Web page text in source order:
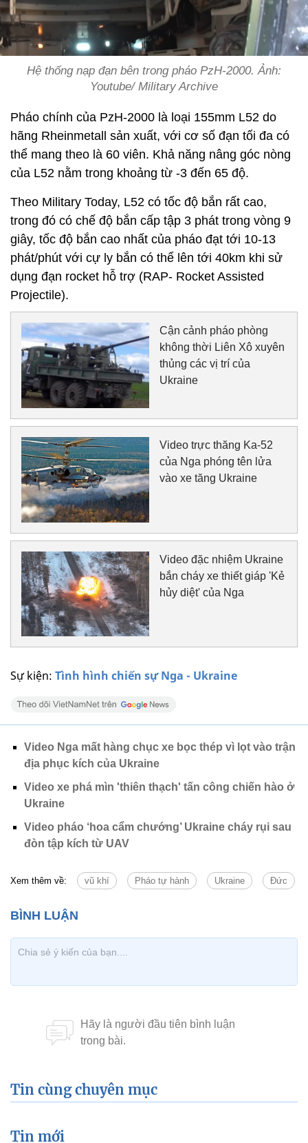
Sự kiện: Tình hình chiến sự Nga - Ukraine
Hệ thống nạp đạn bên trong pháo PzH-2000. Ảnh:
Youtube/ Military Archive
Pháo chính của PzH-2000 là loại 155mm L52 do
hãng Rheinmetall sản xuất, với cơ số đạn tối đa có
thể mang theo là 60 viên. Khả năng nâng góc nòng
của L52 nằm trong khoảng từ -3 đến 65 độ.
Theo Military Today, L52 có tốc độ bắn rất cao,
trong đó có chế độ bắn cấp tập 3 phát trong vòng 9
giây, tốc độ bắn cao nhất của pháo đạt tới 10-13
phát/phút với cự ly bắn có thể lên tới 40km khi sử
dụng đạn rocket hỗ trợ (RAP- Rocket Assisted
Projectile).
Cận cảnh pháo phòng
không thời Liên Xô xuyên
thủng các vị trí của
Ukraine
Video trực thăng Ka-52
của Nga phóng tên lửa
vào xe tăng Ukraine
Video đặc nhiệm Ukraine
bắn cháy xe thiết giáp 'Kẻ
hủy diệt' của Nga
Video Nga mất hàng chục xe bọc thép vì lọt vào trận
địa phục kích của Ukraine
Video xe phá mìn 'thiên thạch' tấn công chiến hào ở
Ukraine
Video pháo ‘hoa cẩm chướng’ Ukraine cháy rụi sau
đòn tập kích từ UAV
Xem thêm về: vũ khí Pháo tự hành Ukraine Đức
Tin cùng chuyên mục
Tin mới